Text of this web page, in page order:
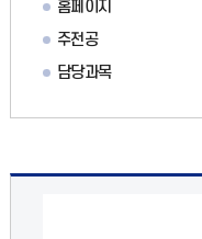
홈페이지
주전공
담당과목